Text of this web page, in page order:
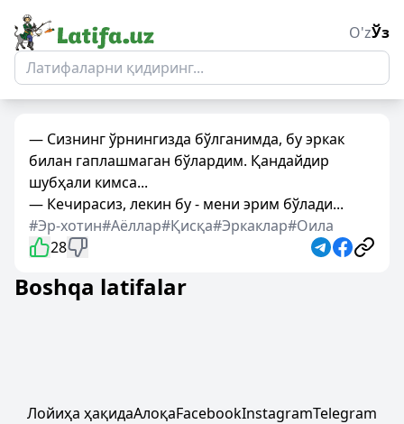
O'zЎз
— Сизнинг ўрнингизда бўлганимда, бу эркак
билан гаплашмаган бўлардим. Қандайдир
шубҳали кимса...
— Кечирасиз, лекин бу - мени эрим бўлади...
#Эр-хотин#Аёллар#Қисқа#Эркаклар#Оила
28
Boshqa latifalar
Лойиҳа ҳақидаАлоқаFacebookInstagramTelegram